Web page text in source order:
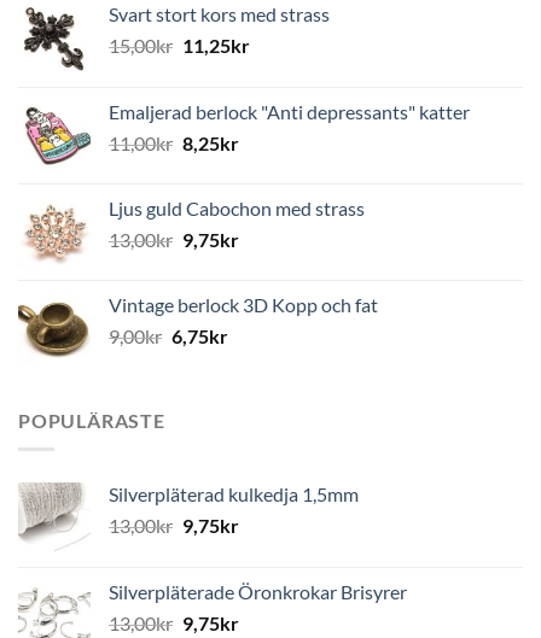
Svart stort kors med strass
15,00kr 11,25kr
Emaljerad berlock "Anti depressants" katter
11,00kr 8,25kr
Ljus guld Cabochon med strass
13,00kr 9,75kr
Vintage berlock 3D Kopp och fat
9,00kr 6,75kr
POPULÄRASTE
Silverpläterad kulkedja 1,5mm
13,00kr 9,75kr
Silverpläterade Öronkrokar Brisyrer
13,00kr 9,75kr